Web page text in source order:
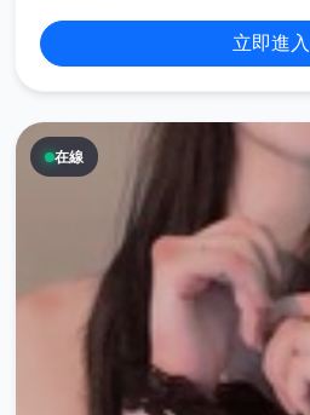
立即進入
在線